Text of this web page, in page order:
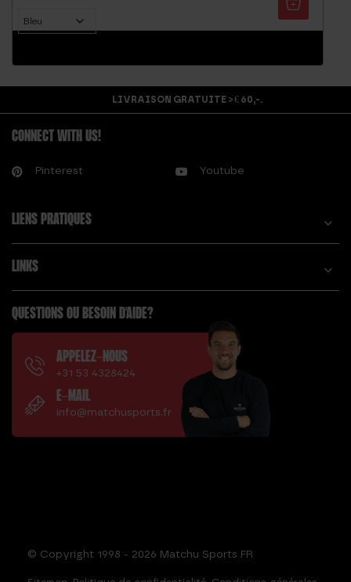
LIVRAISON GRATUITE > € 60,-.
CONNECT WITH US!
Pinterest Youtube
LIENS PRATIQUES
LINKS
QUESTIONS OU BESOIN D'AIDE?
APPELEZ-NOUS
+31 53 4328424
E-MAIL
info@matchusports.fr
© Copyright 1998 - 2026 Matchu Sports FR